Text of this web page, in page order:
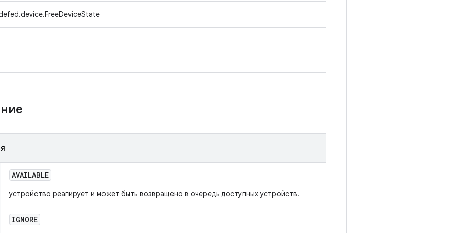
AVAILABLE
устройство реагирует и может быть возвращено в очередь доступных устройств.
IGNORE